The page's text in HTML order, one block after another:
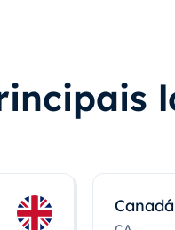
Canadá